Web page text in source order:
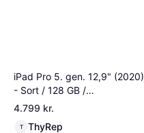
iPad Pro 5. gen. 12,9" (2020)
- Sort / 128 GB /
Fremragende
4.799 kr.
T ThyRep